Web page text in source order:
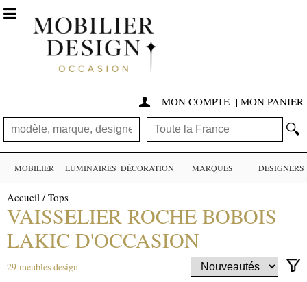
 MON COMPTE | MON PANIER
🔍

MOBILIER LUMINAIRES DÉCORATION MARQUES DESIGNERS
Accueil /Tops
VAISSELIER ROCHE BOBOIS
LAKIC D'OCCASION
29 meubles design